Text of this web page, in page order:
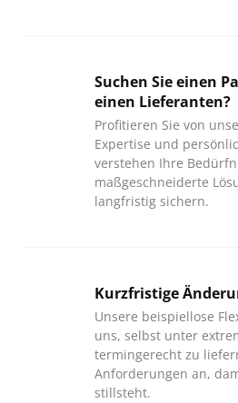
Suchen Sie einen
einen Lieferanten?
Profitieren Sie von
Expertise und
verstehen Ihre
maßgeschneiderte
langfristig sichern.
Kurzfristige
Unsere beispiellose
uns, selbst unter
termingerecht zu
Anforderungen an,
stillsteht.